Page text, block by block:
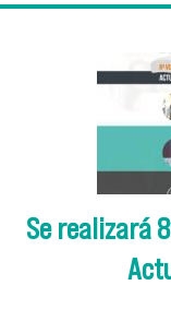
Se realizará